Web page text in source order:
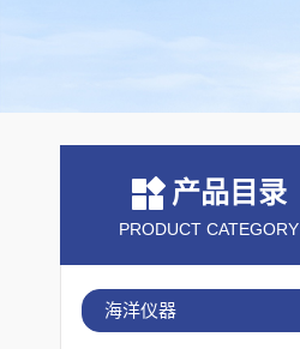
产品目录
PRODUCT CATEGORY
海洋仪器